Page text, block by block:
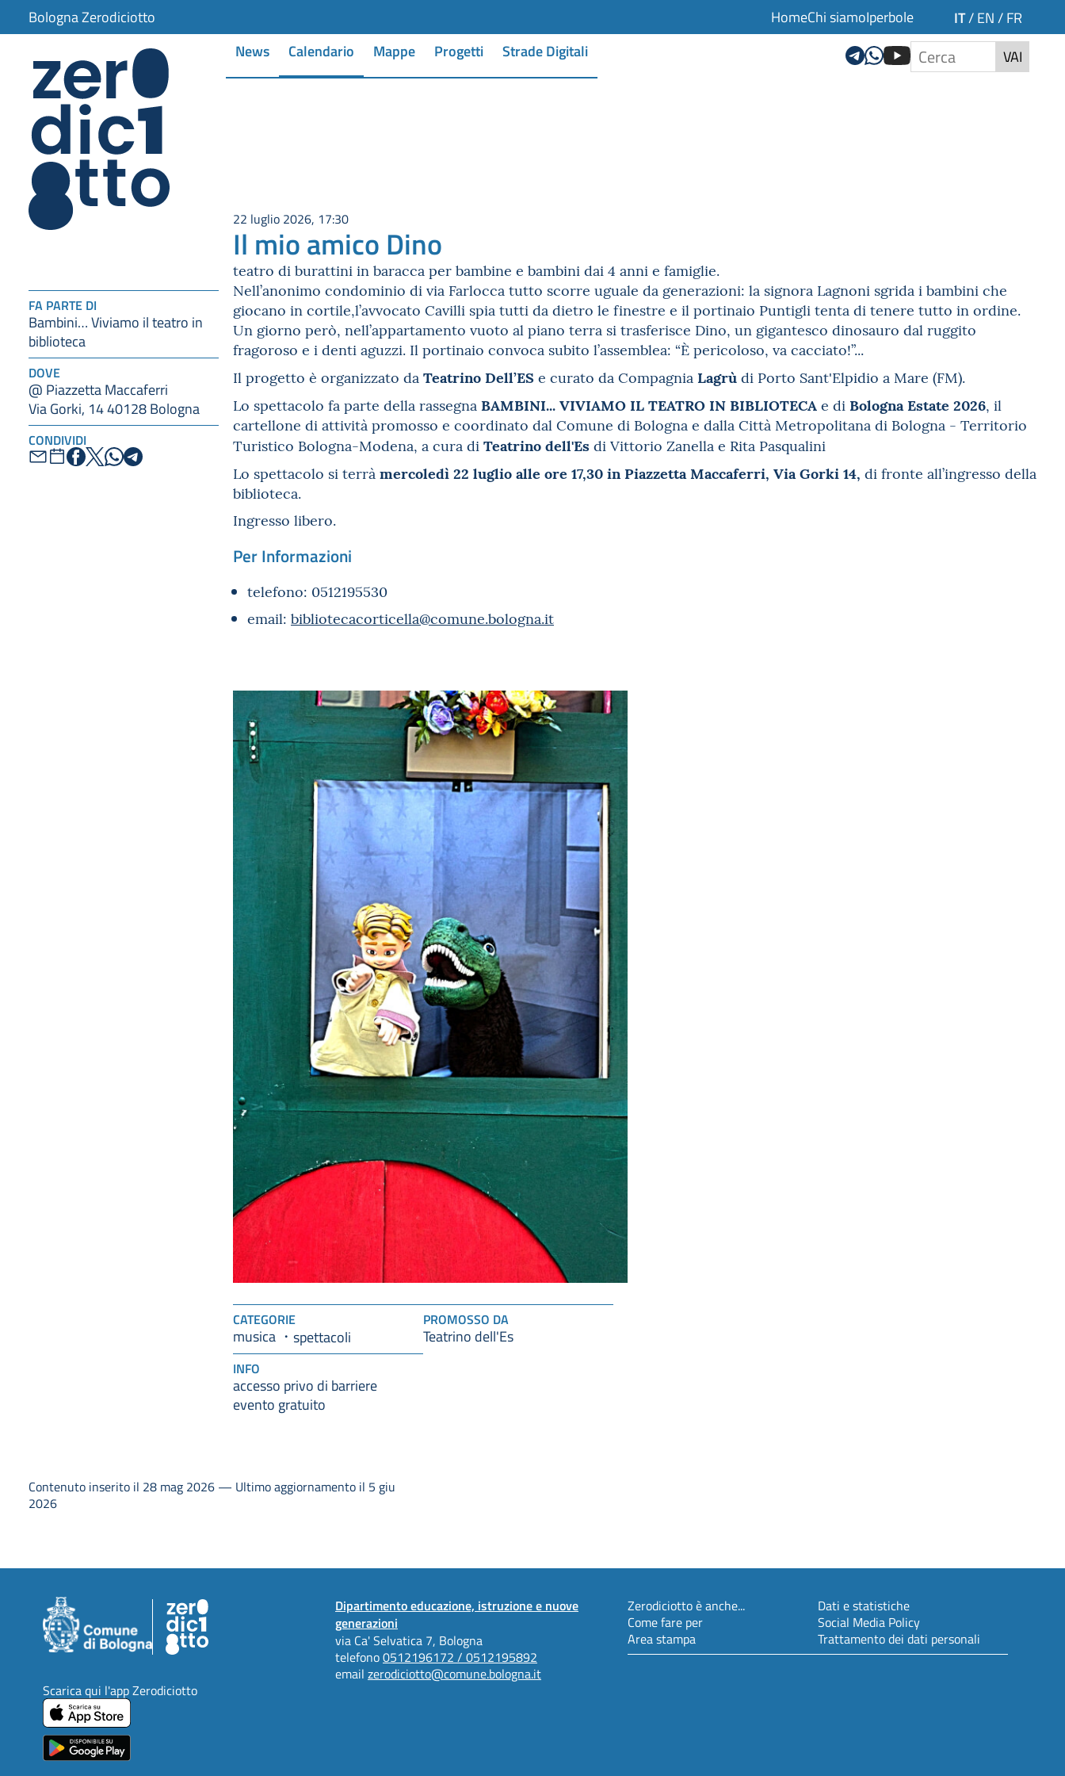
Bologna Zerodiciotto HomeChi siamoIperbole IT/ EN / FR
News Calendario Mappe Progetti Strade Digitali VAI
FA PARTE DI
Bambini… Viviamo il teatro in
biblioteca
DOVE
@ Piazzetta Maccaferri
Via Gorki, 14 40128 Bologna
CONDIVIDI
22 luglio 2026, 17:30
Il mio amico Dino
teatro di burattini in baracca per bambine e bambini dai 4 anni e famiglie.
Nell’anonimo condominio di via Farlocca tutto scorre uguale da generazioni: la signora Lagnoni sgrida i bambini che
giocano in cortile,l’avvocato Cavilli spia tutti da dietro le finestre e il portinaio Puntigli tenta di tenere tutto in ordine.
Un giorno però, nell’appartamento vuoto al piano terra si trasferisce Dino, un gigantesco dinosauro dal ruggito
fragoroso e i denti aguzzi. Il portinaio convoca subito l’assemblea: “È pericoloso, va cacciato!”...
Il progetto è organizzato da Teatrino Dell’ES e curato da Compagnia Lagrù di Porto Sant'Elpidio a Mare (FM).
Lo spettacolo fa parte della rassegna BAMBINI... VIVIAMO IL TEATRO IN BIBLIOTECA e di Bologna Estate 2026, il
cartellone di attività promosso e coordinato dal Comune di Bologna e dalla Città Metropolitana di Bologna - Territorio
Turistico Bologna-Modena, a cura di Teatrino dell'Es di Vittorio Zanella e Rita Pasqualini
Lo spettacolo si terrà mercoledì 22 luglio alle ore 17,30 in Piazzetta Maccaferri, Via Gorki 14, di fronte all’ingresso della
biblioteca.
Ingresso libero.
Per Informazioni
telefono: 0512195530
email: bibliotecacorticella@comune.bologna.it
CATEGORIE
musica spettacoli
PROMOSSO DA
Teatrino dell'Es
INFO
accesso privo di barriere
evento gratuito
Contenuto inserito il 28 mag 2026 — Ultimo aggiornamento il 5 giu
2026
Dipartimento educazione, istruzione e nuove
generazioni
via Ca' Selvatica 7, Bologna
telefono0512196172 / 0512195892
email zerodiciotto@comune.bologna.it
Zerodiciotto è anche...
Come fare per
Area stampa
Dati e statistiche
Social Media Policy
Trattamento dei dati personali
Scarica qui l'app Zerodiciotto